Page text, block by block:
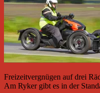
Freizeitvergnügen auf drei
Am Ryker gibt es in der